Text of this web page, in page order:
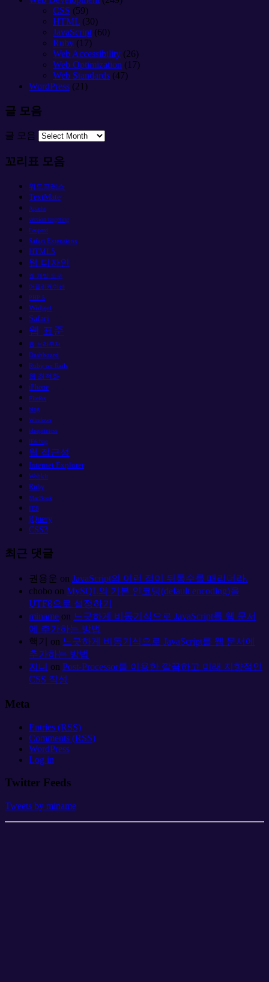
CSS (59)
HTML (30)
JavaScript (60)
Ruby (17)
Web Accessibility (26)
Web Optimization (17)
Web Standards (47)
WordPress (21)
글 모음
글 모음
꼬리표 모음
워드프레스
TextMate
Apache
version targeting
Leopard
Safari Extensions
HTML5
웹 디자인
웹 개발 도구
어플리케이션
PHP 5
Widget
Safari
웹 표준
웹 브라우저
Dashboard
Ruby on Rails
웹 최적화
iPhone
Firefox
blog
Windows
blueprintcss
IE6 bug
웹 접근성
Internet Explorer
Webkit
Ruby
MacBook
IE8
jQuery
CSS3
최근 댓글
권용운 on JavaScript의 이런 점이 뒤통수를 때리더라.
chobo on MySQL의 기본 인코딩(default encoding)을
UTF8으로 설정하기
miname on 느긋하게 비동기식으로 JavaScript를 웹 문서
에 추가하는 방법
핵기
on 느긋하게 비동기식으로 JavaScript를 웹 문서에
추가하는 방법
지니 on Post-Processor를 이용한 깔끔하고 미래 지향적인
CSS 작성
Meta
Entries (RSS)
Comments (RSS)
WordPress
Log in
Twitter Feeds
Tweets by miname